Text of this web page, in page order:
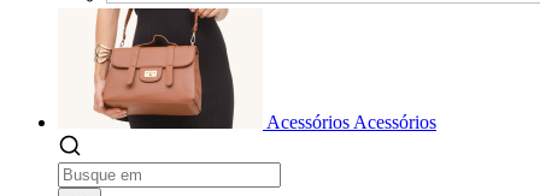
Acessórios Acessórios